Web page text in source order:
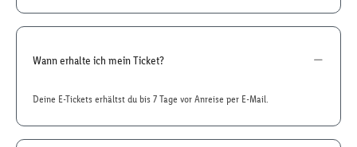
Wann erhalte ich mein Ticket?
Deine E-Tickets erhältst du bis 7 Tage vor Anreise per E-Mail.